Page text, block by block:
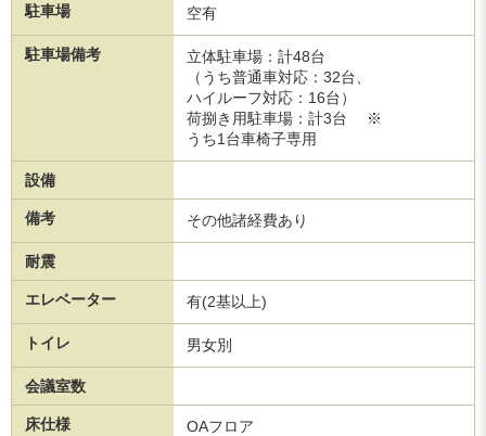
駐車場 空有
駐車場備考
立体駐車場：計48台
（うち普通車対応：32台、
ハイルーフ対応：16台）
荷捌き用駐車場：計3台 ※
うち1台車椅子専用
設備
備考 その他諸経費あり
耐震
エレベーター 有(2基以上)
トイレ 男女別
会議室数
床仕様 OAフロア